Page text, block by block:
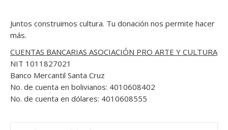
Juntos construimos cultura. Tu donación nos permite hacer
más.
CUENTAS BANCARIAS ASOCIACIÓN PRO ARTE Y CULTURA
NIT 1011827021
Banco Mercantil Santa Cruz
No. de cuenta en bolivianos: 4010608402
No. de cuenta en dólares: 4010608555